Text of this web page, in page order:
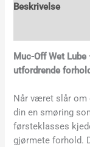
Beskrivelse
Muc-Off Wet
utfordrende forhold
Når været slår om
din en smøring
førsteklasses
gjørmete forhold.